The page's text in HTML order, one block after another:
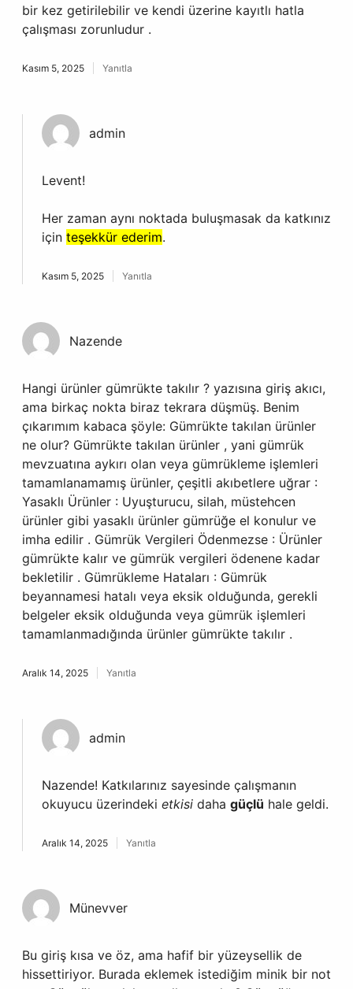
bir kez getirilebilir ve kendi üzerine kayıtlı hatla
çalışması zorunludur .
Kasım 5, 2025 Yanıtla
admin
Levent!
Her zaman aynı noktada buluşmasak da katkınız
için teşekkür ederim.
Kasım 5, 2025 Yanıtla
Nazende
Hangi ürünler gümrükte takılır ? yazısına giriş akıcı,
ama birkaç nokta biraz tekrara düşmüş. Benim
çıkarımım kabaca şöyle: Gümrükte takılan ürünler
ne olur? Gümrükte takılan ürünler , yani gümrük
mevzuatına aykırı olan veya gümrükleme işlemleri
tamamlanamamış ürünler, çeşitli akıbetlere uğrar :
Yasaklı Ürünler : Uyuşturucu, silah, müstehcen
ürünler gibi yasaklı ürünler gümrüğe el konulur ve
imha edilir . Gümrük Vergileri Ödenmezse : Ürünler
gümrükte kalır ve gümrük vergileri ödenene kadar
bekletilir . Gümrükleme Hataları : Gümrük
beyannamesi hatalı veya eksik olduğunda, gerekli
belgeler eksik olduğunda veya gümrük işlemleri
tamamlanmadığında ürünler gümrükte takılır .
Aralık 14, 2025 Yanıtla
admin
Nazende! Katkılarınız sayesinde çalışmanın
okuyucu üzerindeki etkisi daha güçlü hale geldi.
Aralık 14, 2025 Yanıtla
Münevver
Bu giriş kısa ve öz, ama hafif bir yüzeysellik de
hissettiriyor. Burada eklemek istediğim minik bir not